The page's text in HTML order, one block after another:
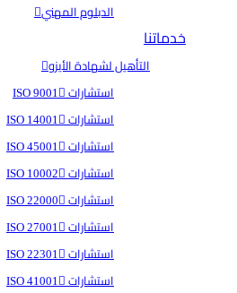
الدبلوم المهني
خدماتنا
التأهيل لشهادة الأيزو
استشارات ISO 9001
استشارات ISO 14001
استشارات ISO 45001
استشارات ISO 10002
استشارات ISO 22000
استشارات ISO 27001
استشارات ISO 22301
استشارات ISO 41001